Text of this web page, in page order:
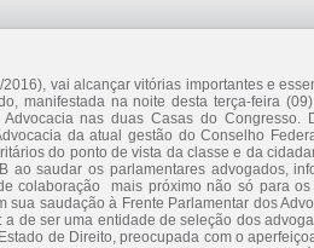
vai alcançar vitórias importantes e
manifestada na noite desta terça-feira
nas duas Casas do Congresso.
da atual gestão do Conselho
do ponto de vista da classe e da
saudar os parlamentares advogados,
colaboração mais próximo não só para
saudação à Frente Parlamentar dos
de ser uma entidade de seleção dos
de Direito, preocupada com o